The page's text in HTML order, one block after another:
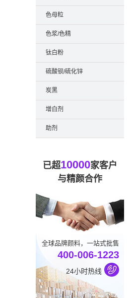
色母粒
色浆/色精
钛白粉
硫酸钡/硫化锌
炭黑
增白剂
助剂
已超10000家客户
与精颜合作
全球品牌颜料，一站式批售
400-006-1223
24小时热线